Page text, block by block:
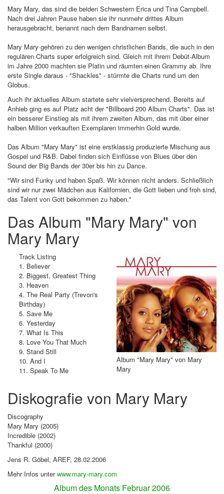
Mary Mary, das sind die beiden Schwestern Erica und Tina Campbell.
Nach drei Jahren Pause haben sie ihr nunmehr drittes Album
herausgebracht, benannt nach dem Bandnamen selbst.
Mary Mary gehören zu den wenigen christlichen Bands, die auch in den
regulären Charts super erfolgreich sind. Gleich mit ihrem Debüt-Album
im Jahre 2000 machten sie Platin und räumten einen Grammy ab. Ihre
erste Single daraus - "Shackles" - stürmte die Charts rund um den
Globus.
Auch ihr aktuelles Album startete sehr vielversprechend. Bereits auf
Anhieb ging es auf Platz acht der "Billboard 200 Album Charts". Das ist
ein besserer Einstieg als mit ihrem zweiten Album, das mit über einer
halben Million verkauften Exemplaren immerhin Gold wurde.
Das Album "Mary Mary" ist eine erstklassig produzierte Mischung aus
Gospel und R&B. Dabei finden sich Einflüsse von Blues über den
Sound der Big Bands der 30er bis hin zu Dance.
"Wir sind Funky und haben Spaß. Wir können nicht anders. Schließlich
sind wir nur zwei Mädchen aus Kalifornien, die Gott lieben und froh sind,
das Talent von Gott bekommen zu haben."
Das Album "Mary Mary" von
Mary Mary
Track Listing
1. Believer
2. Biggest, Greatest Thing
3. Heaven
4. The Real Party (Trevon's
Birthday)
5. Save Me
6. Yesterday
7. What Is This
8. Love You That Much
9. Stand Still
10. And I
11. Speak To Me
Album "Mary Mary" von Mary
Mary
Diskografie von Mary Mary
Discography
Mary Mary (2005)
Incredible (2002)
Thankful (2000)
Jens R. Göbel, AREF, 28.02.2006
Mehr Infos unterwww.mary-mary.com
Album des Monats Februar 2006